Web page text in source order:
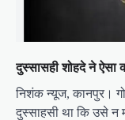
दुस्सासही शोहदे ने ऐसा
निशंक न्यूज, कानपुर।
दुस्साहसी था कि उसे न